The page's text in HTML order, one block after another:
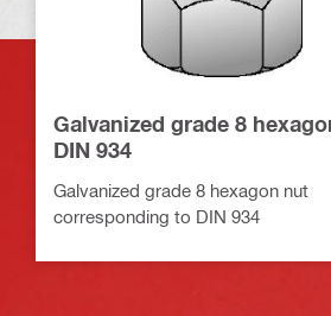
Galvanized grade 8
DIN 934
Galvanized grade 8 hexagon nut
corresponding to DIN 934